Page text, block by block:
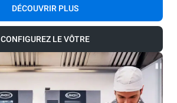
DÉCOUVRIR PLUS
CONFIGUREZ LE VÔTRE